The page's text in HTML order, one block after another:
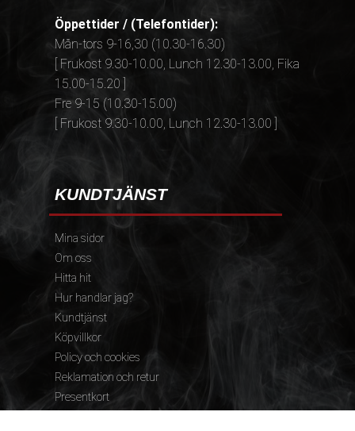
Öppettider / (Telefontider):
Mån-tors 9-16,30 (10.30-16.30)
[ Frukost 9.30-10.00, Lunch 12.30-13.00, Fika
15.00-15.20 ]
Fre 9-15 (10.30-15.00)
[ Frukost 9.30-10.00, Lunch 12.30-13.00 ]
KUNDTJÄNST
Mina sidor
Om oss
Hitta hit
Hur handlar jag?
Kundtjänst
Köpvillkor
Policy och cookies
Reklamation och retur
Presentkort